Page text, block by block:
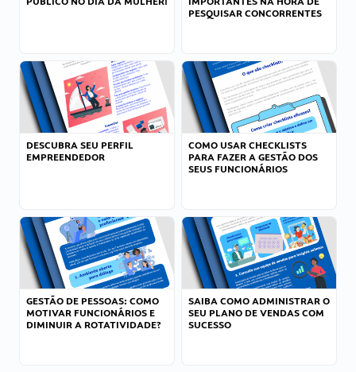
PESQUISAR CONCORRENTES
DESCUBRA SEU PERFIL
EMPREENDEDOR
COMO USAR CHECKLISTS
PARA FAZER A GESTÃO DOS
SEUS FUNCIONÁRIOS
GESTÃO DE PESSOAS: COMO
MOTIVAR FUNCIONÁRIOS E
DIMINUIR A ROTATIVIDADE?
SAIBA COMO ADMINISTRAR O
SEU PLANO DE VENDAS COM
SUCESSO